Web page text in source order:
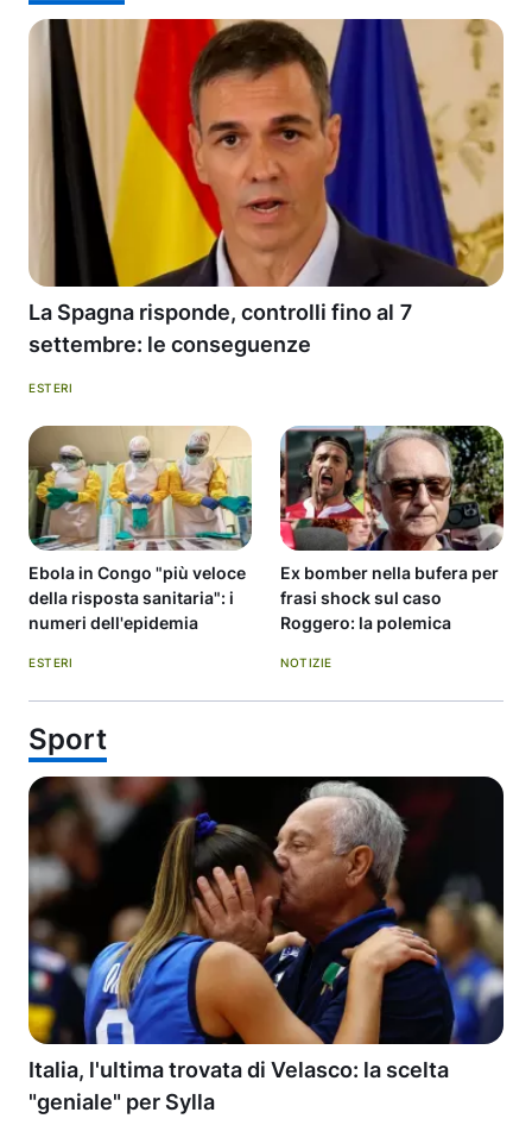
La Spagna risponde, controlli fino al 7
settembre: le conseguenze
ESTERI
Ebola in Congo "più veloce
della risposta sanitaria": i
numeri dell'epidemia
ESTERI
Ex bomber nella bufera per
frasi shock sul caso
Roggero: la polemica
NOTIZIE
Sport
Italia, l'ultima trovata di Velasco: la scelta
"geniale" per Sylla